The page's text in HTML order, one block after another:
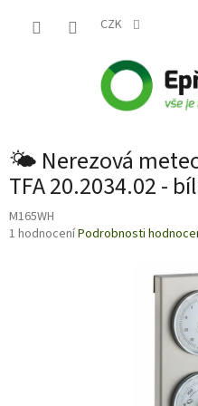
CZK
🌤️ Nerezová
TFA 20.2034.02 -
M165WH
Průměrné
1 hodnoceníPodrobnosti